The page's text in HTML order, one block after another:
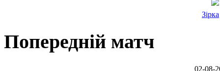
Зірка
Попередній матч
02-08-